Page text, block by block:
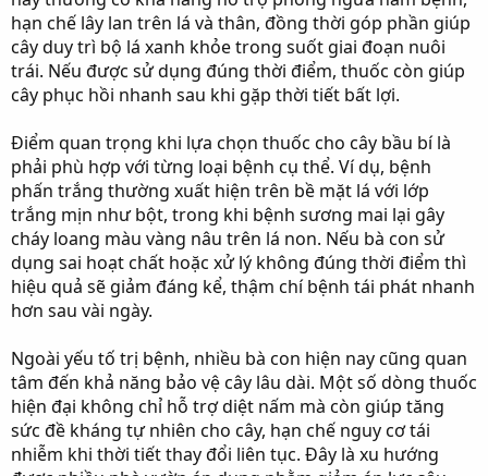
hạn chế lây lan trên lá và thân, đồng thời góp phần giúp
cây duy trì bộ lá xanh khỏe trong suốt giai đoạn nuôi
trái. Nếu được sử dụng đúng thời điểm, thuốc còn giúp
cây phục hồi nhanh sau khi gặp thời tiết bất lợi.
Điểm quan trọng khi lựa chọn thuốc cho cây bầu bí là
phải phù hợp với từng loại bệnh cụ thể. Ví dụ, bệnh
phấn trắng thường xuất hiện trên bề mặt lá với lớp
trắng mịn như bột, trong khi bệnh sương mai lại gây
cháy loang màu vàng nâu trên lá non. Nếu bà con sử
dụng sai hoạt chất hoặc xử lý không đúng thời điểm thì
hiệu quả sẽ giảm đáng kể, thậm chí bệnh tái phát nhanh
hơn sau vài ngày.
Ngoài yếu tố trị bệnh, nhiều bà con hiện nay cũng quan
tâm đến khả năng bảo vệ cây lâu dài. Một số dòng thuốc
hiện đại không chỉ hỗ trợ diệt nấm mà còn giúp tăng
sức đề kháng tự nhiên cho cây, hạn chế nguy cơ tái
nhiễm khi thời tiết thay đổi liên tục. Đây là xu hướng